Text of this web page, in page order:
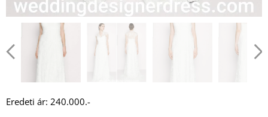
Eredeti ár: 240.000.-